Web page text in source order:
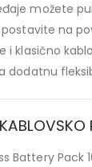
možete
na
i klasično
dodatnu
Battery Pack